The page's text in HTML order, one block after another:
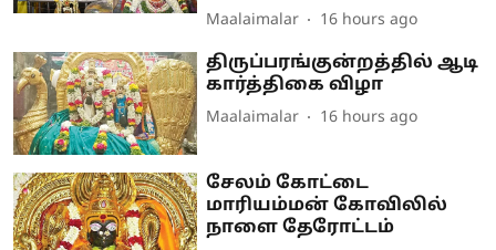
Maalaimalar 16 hours ago
திருப்பரங்குன்றத்தில் ஆடி
கார்த்திகை விழா
Maalaimalar 16 hours ago
சேலம் கோட்டை
மாரியம்மன் கோவிலில்
நாளை தேரோட்டம்